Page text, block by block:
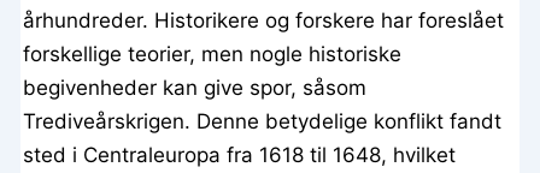
århundreder. Historikere og forskere har foreslået
forskellige teorier, men nogle historiske
begivenheder kan give spor, såsom
Trediveårskrigen. Denne betydelige konflikt fandt
sted i Centraleuropa fra 1618 til 1648, hvilket